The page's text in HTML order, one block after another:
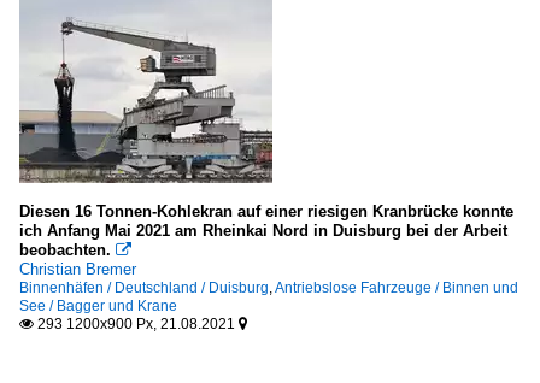
Diesen 16 Tonnen-Kohlekran auf einer riesigen Kranbrücke konnte
ich Anfang Mai 2021 am Rheinkai Nord in Duisburg bei der Arbeit
beobachten. 
Christian Bremer
Binnenhäfen / Deutschland / Duisburg,Antriebslose Fahrzeuge / Binnen und
See / Bagger und Krane
 293 1200x900 Px, 21.08.2021 